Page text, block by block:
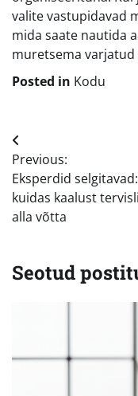
valite vastupidavad
mida saate nautida
muretsema
Posted in Kodu
Navigeerimine
Previous:
Eksperdid selgitavad:
kuidas kaalust
alla võtta
Seotud